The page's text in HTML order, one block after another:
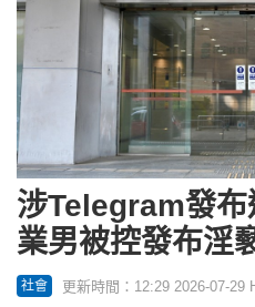
涉Telegram發
業男被控發布淫
社會 更新時間：12:29 2026-07-29